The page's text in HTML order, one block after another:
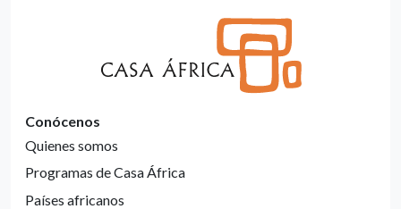
Conócenos
Quienes somos
Programas de Casa África
Países africanos